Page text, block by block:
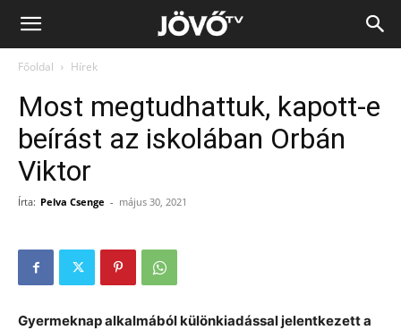
Jövő
Főoldal Hírek
Most megtudhattuk, kapott-e
beírást az iskolában Orbán
Viktor
Írta: Pelva Csenge - május 30, 2021
Gyermeknap alkalmából különkiadással jelentkezett a